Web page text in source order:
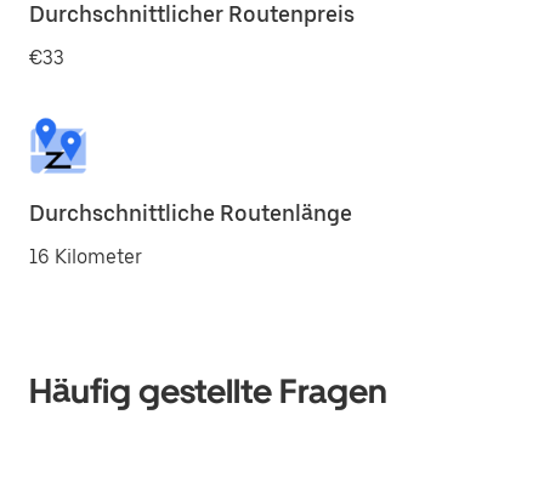
Durchschnittlicher Routenpreis
€33
Durchschnittliche Routenlänge
16 Kilometer
Häufig gestellte Fragen